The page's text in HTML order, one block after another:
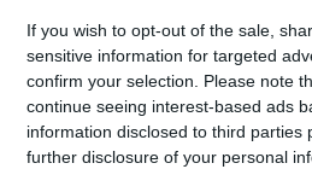
If you wish to opt-out of the sale,
sensitive information for targeted
confirm your selection. Please note
continue seeing interest-based ads
information disclosed to third
further disclosure of your personal